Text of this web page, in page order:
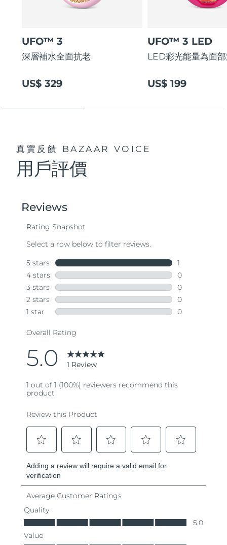
UFO™ 3
深層補水全面抗老
US$ 329
UFO™ 3 LED
LED彩光能量為面
US$ 199
真實反饋 BAZAAR VOICE
用戶評價